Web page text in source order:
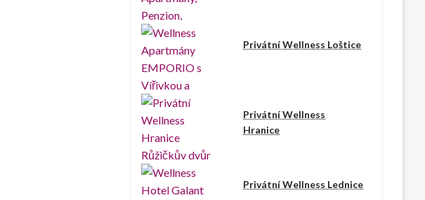
Privátní Wellness Loštice
Privátní Wellness
Hranice
Privátní Wellness Lednice